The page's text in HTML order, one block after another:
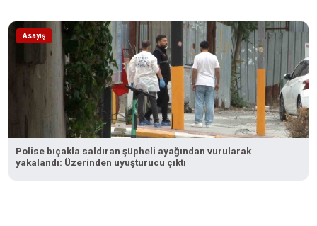
Asayiş
Polise bıçakla saldıran şüpheli ayağından vurularak
yakalandı: Üzerinden uyuşturucu çıktı